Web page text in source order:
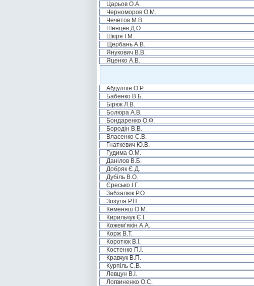
Царьов О.А.
Черноморов О.М.
Чечетов М.В.
Шенцев Д.О.
Шкіря І.М.
Щербань А.В.
Янукович В.В.
Яценко А.В.
Абдуллін О.Р.
Бабенко В.Б.
Бірюк Л.В.
Болюра А.В.
Бондаренко О.Ф.
Бородін В.В.
Власенко С.В.
Гнаткевич Ю.В.
Гудима О.М.
Данілов В.Б.
Добряк Є.Д.
Дубіль В.О.
Єресько І.Г.
Забзалюк Р.О.
Зозуля Р.П.
Кеменяш О.М.
Кирильчук Є.І.
Кожем’якін А.А.
Корж В.Т.
Коротюк В.І.
Костенко П.І.
Кравчук В.П.
Курпіль С.В.
Левцун В.І.
Логвиненко О.С.